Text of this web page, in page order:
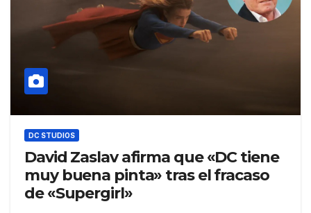
DC STUDIOS
David Zaslav afirma que «DC tiene
muy buena pinta» tras el fracaso
de «Supergirl»